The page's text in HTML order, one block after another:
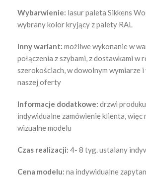
Wybarwienie: lasur paleta Sikkens
wybrany kolor kryjący z palety RAL
Inny wariant: możliwe wykonanie w
połączenia z szybami, z dostawkami w
szerokościach, w dowolnym wymiarze
naszej oferty
Informacje dodatkowe: drzwi
indywidualne zamówienie klienta, więc
wizualne modelu
Czas realizacji: 4- 8 tyg. ustalany
Cena modelu: na indywidualne